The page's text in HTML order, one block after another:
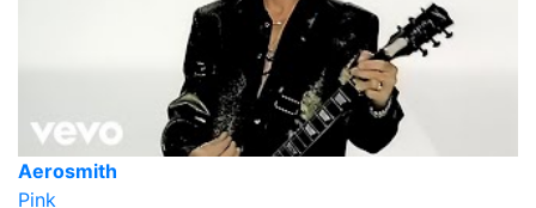
Aerosmith
Pink